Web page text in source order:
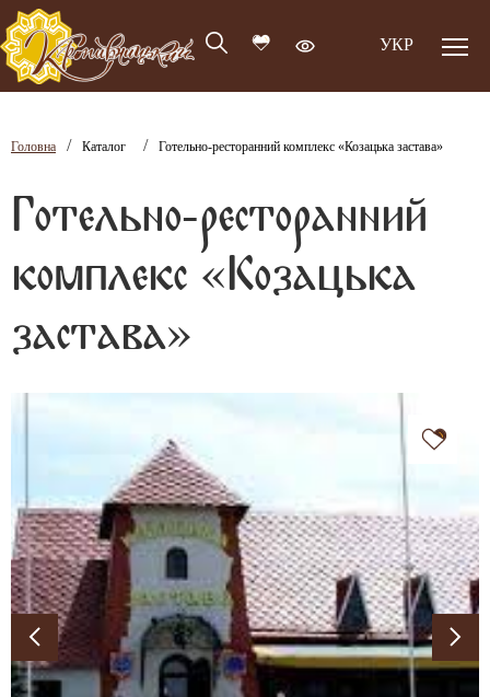
УКР
Головна / Каталог / Готельно-ресторанний комплекс «Козацька застава»
Готельно-ресторанний
комплекс «Козацька
застава»